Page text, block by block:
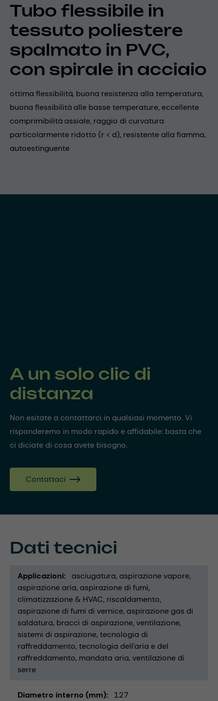
Tubo flessibile in
tessuto poliestere
spalmato in PVC,
con spirale in acciaio
ottima flessibilità, buona resistenza alla temperatura,
buona flessibilità alle basse temperature, eccellente
comprimibilità assiale, raggio di curvatura
particolarmente ridotto (r < d), resistente alla fiamma,
autoestinguente
A un solo clic di
distanza
Non esitate a contattarci in qualsiasi momento. Vi
risponderemo in modo rapido e affidabile: basta che
ci diciate di cosa avete bisogno.
Contattaci
Dati tecnici
Applicazioni asciugatura aspirazione vapore
aspirazione aria aspirazione di fumi
climatizzazione & HVAC riscaldamento
aspirazione di fumi di vernice aspirazione gas di
saldatura bracci di aspirazione ventilazione
sistemi di aspirazione tecnologia di
raffreddamento tecnologia dell'aria e del
raffreddamento mandata aria ventilazione di
serre
Diametro interno (mm) 127